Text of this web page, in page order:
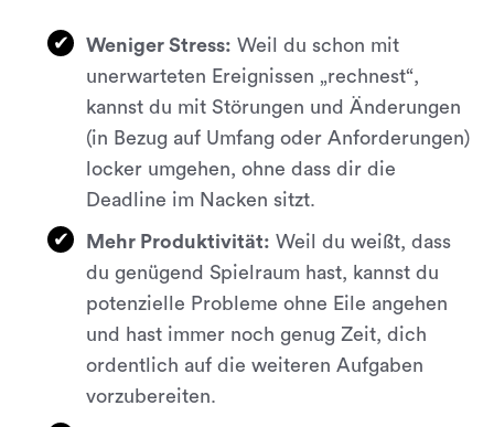
Weniger Stress: Weil du schon mit
unerwarteten Ereignissen „rechnest“,
kannst du mit Störungen und Änderungen
(in Bezug auf Umfang oder Anforderungen)
locker umgehen, ohne dass dir die
Deadline im Nacken sitzt.
Mehr Produktivität: Weil du weißt, dass
du genügend Spielraum hast, kannst du
potenzielle Probleme ohne Eile angehen
und hast immer noch genug Zeit, dich
ordentlich auf die weiteren Aufgaben
vorzubereiten.